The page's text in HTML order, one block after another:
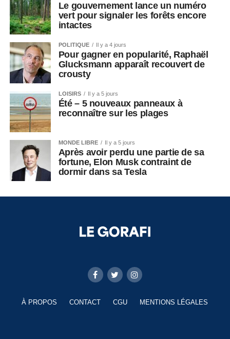
Le gouvernement lance un numéro
vert pour signaler les forêts encore
intactes
POLITIQUE Il y a 4 jours
Pour gagner en popularité, Raphaël
Glucksmann apparaît recouvert de
crousty
LOISIRS Il y a 5 jours
Été – 5 nouveaux panneaux à
reconnaître sur les plages
MONDE LIBRE Il y a 5 jours
Après avoir perdu une partie de sa
fortune, Elon Musk contraint de
dormir dans sa Tesla
À PROPOS CONTACT CGU MENTIONS LÉGALES